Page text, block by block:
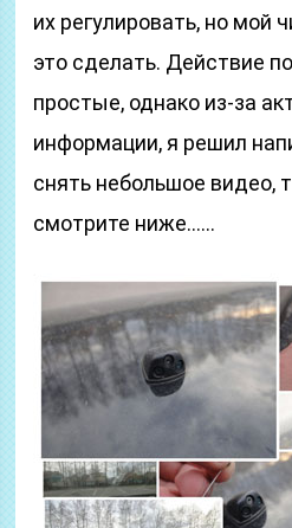
их регулировать, но мой
это сделать. Действие
простые, однако из-за
информации, я решил
снять небольшое видео,
смотрите ниже……